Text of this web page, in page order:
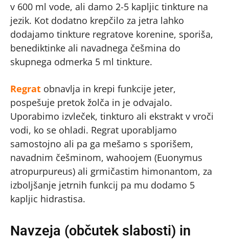
v 600 ml vode, ali damo 2-5 kapljic tinkture na
jezik. Kot dodatno krepčilo za jetra lahko
dodajamo tinkture regratove korenine, sporiša,
benediktinke ali navadnega češmina do
skupnega odmerka 5 ml tinkture.
Regrat obnavlja in krepi funkcije jeter,
pospešuje pretok žolča in je odvajalo.
Uporabimo izvleček, tinkturo ali ekstrakt v vroči
vodi, ko se ohladi. Regrat uporabljamo
samostojno ali pa ga mešamo s sporišem,
navadnim češminom, wahoojem (Euonymus
atropurpureus) ali grmičastim himonantom, za
izboljšanje jetrnih funkcij pa mu dodamo 5
kapljic hidrastisa.
Navzeja (občutek slabosti) in